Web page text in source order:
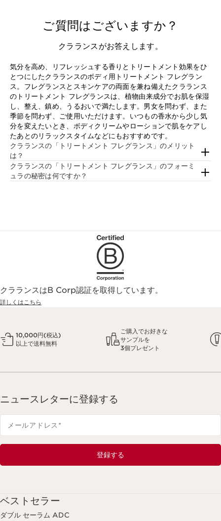
ご質問はございますか？
クラランスがお答えします。
気分を高め、リフレッシュする香りとトリートメント効果をひ
とつにしたクラランスのボディ用トリートメント フレグラン
ス。フレグランスとスキンケアの両面を兼ね備えたクラランス
のトリートメント フレグランスは、植物由来成分でお肌を保湿
し、整え、鎮め、うるおいで満たします。男女を問わず、また
季節を問わず、ご使用いただけます。いつもの香水から少し気
分を変えたいとき、ボディクリームやローションで肌をケアし
たあとのリラックスタイムなどにもおすすめです。
クラランスの「トリートメント フレグランス」のメリット
は？
クラランスの「トリートメント フレグランス」のフォーミ
ュラの秘密は何ですか？
クラランスはB Corp認証を取得しています。
詳しくはこちら
10,000円(税込)
以上で送料無料
ご購入でお好きな
サンプルを
3個プレゼント
ニュースレターに登録する
メールアドレス *
登録する
ベストセラー
ダブル セーラム ADC